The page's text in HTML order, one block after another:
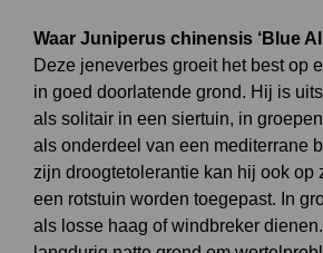
Waar Juniperus chinensis ‘Blue
Deze jeneverbes groeit het best op
in goed doorlatende grond. Hij is
als solitair in een siertuin, in
als onderdeel van een mediterrane
zijn droogtetolerantie kan hij ook op
een rotstuin worden toegepast. In
als losse haag of windbreker